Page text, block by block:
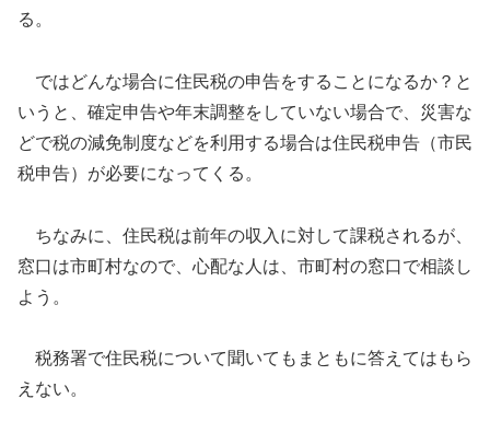
る。
ではどんな場合に住民税の申告をすることになるか？と
いうと、確定申告や年末調整をしていない場合で、災害な
どで税の減免制度などを利用する場合は住民税申告（市民
税申告）が必要になってくる。
ちなみに、住民税は前年の収入に対して課税されるが、
窓口は市町村なので、心配な人は、市町村の窓口で相談し
よう。
税務署で住民税について聞いてもまともに答えてはもら
えない。